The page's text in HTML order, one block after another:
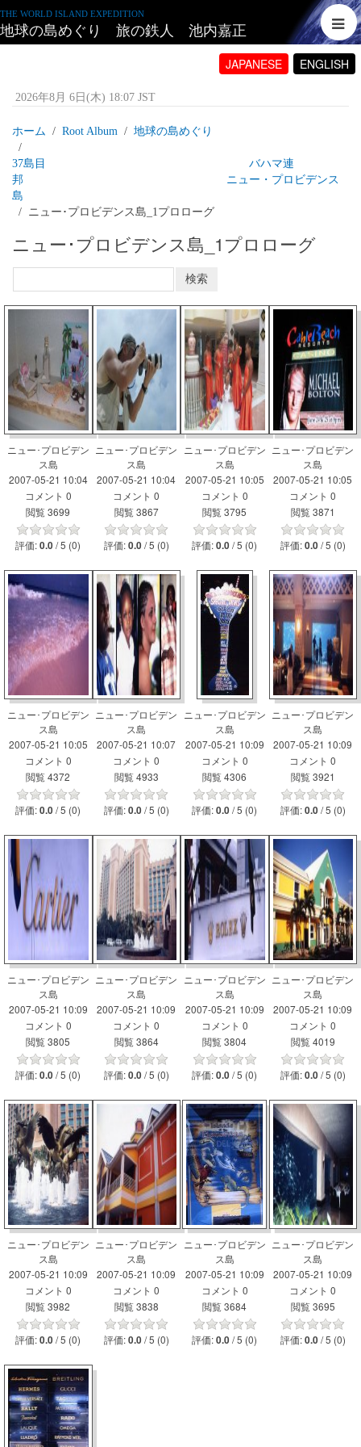
THE WORLD ISLAND EXPEDITION
地球の島めぐり 旅の鉄人 池内嘉正
JAPANESE ENGLISH
2026年8月 6日(木) 18:07 JST
ホーム Root Album 地球の島めぐり
37島目 バハマ連
邦 ニュー・プロビデンス
島
ニュー･プロビデンス島_1プロローグ
ニュー･プロビデンス島_1プロローグ
ニュー･プロビデン
ス島
2007-05-21 10:04
コメント 0
閲覧 3699
評価:0.0 / 5 (0)
ニュー･プロビデン
ス島
2007-05-21 10:04
コメント 0
閲覧 3867
評価:0.0 / 5 (0)
ニュー･プロビデン
ス島
2007-05-21 10:05
コメント 0
閲覧 3795
評価:0.0 / 5 (0)
ニュー･プロビデン
ス島
2007-05-21 10:05
コメント 0
閲覧 3871
評価:0.0 / 5 (0)
ニュー･プロビデン
ス島
2007-05-21 10:05
コメント 0
閲覧 4372
評価:0.0 / 5 (0)
ニュー･プロビデン
ス島
2007-05-21 10:07
コメント 0
閲覧 4933
評価:0.0 / 5 (0)
ニュー･プロビデン
ス島
2007-05-21 10:09
コメント 0
閲覧 4306
評価:0.0 / 5 (0)
ニュー･プロビデン
ス島
2007-05-21 10:09
コメント 0
閲覧 3921
評価:0.0 / 5 (0)
ニュー･プロビデン
ス島
2007-05-21 10:09
コメント 0
閲覧 3805
評価:0.0 / 5 (0)
ニュー･プロビデン
ス島
2007-05-21 10:09
コメント 0
閲覧 3864
評価:0.0 / 5 (0)
ニュー･プロビデン
ス島
2007-05-21 10:09
コメント 0
閲覧 3804
評価:0.0 / 5 (0)
ニュー･プロビデン
ス島
2007-05-21 10:09
コメント 0
閲覧 4019
評価:0.0 / 5 (0)
ニュー･プロビデン
ス島
2007-05-21 10:09
コメント 0
閲覧 3982
評価:0.0 / 5 (0)
ニュー･プロビデン
ス島
2007-05-21 10:09
コメント 0
閲覧 3838
評価:0.0 / 5 (0)
ニュー･プロビデン
ス島
2007-05-21 10:09
コメント 0
閲覧 3684
評価:0.0 / 5 (0)
ニュー･プロビデン
ス島
2007-05-21 10:09
コメント 0
閲覧 3695
評価:0.0 / 5 (0)